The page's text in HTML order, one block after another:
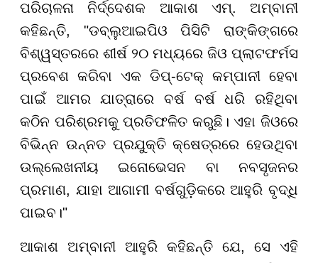
ପରିଚାଳନା ନିର୍ଦ୍ଦେଶକ ଆକାଶ ଏମ୍. ଅମ୍ବାନୀ
କହିଛନ୍ତି, "ଡବ୍ଲୁଆଇପିଓ ପିସିଟି ରାଙ୍କିଙ୍ଗରେ
ବିଶ୍ୱସ୍ତରରେ ଶୀର୍ଷ ୨୦ ମଧ୍ୟରେ ଜିଓ ପ୍ଲାଟଫର୍ମସ
ପ୍ରବେଶ କରିବା ଏକ ଡିପ୍-ଟେକ୍ କମ୍ପାନୀ ହେବା
ପାଇଁ ଆମର ଯାତ୍ରାରେ ବର୍ଷ ବର୍ଷ ଧରି ରହିଥିବା
କଠିନ ପରିଶ୍ରମକୁ ପ୍ରତିଫଳିତ କରୁଛି। ଏହା ଜିଓରେ
ବିଭିନ୍ନ ଉନ୍ନତ ପ୍ରଯୁକ୍ତି କ୍ଷେତ୍ରରେ ହେଉଥିବା
ଉଲ୍ଲେଖନୀୟ ଇନୋଭେସନ ବା ନବସୃଜନର
ପ୍ରମାଣ, ଯାହା ଆଗାମୀ ବର୍ଷଗୁଡ଼ିକରେ ଆହୁରି ବୃଦ୍ଧି
ପାଇବ।"
ଆକାଶ ଅମ୍ବାନୀ ଆହୁରି କହିଛନ୍ତି ଯେ, ସେ ଏହି